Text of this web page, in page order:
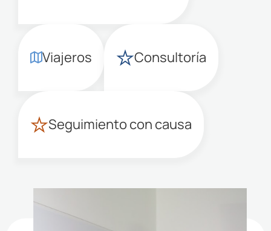
Viajeros Consultoría
Seguimiento con causa